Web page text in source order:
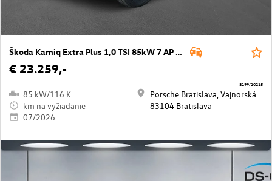
Škoda Kamiq Extra Plus 1,0 TSI 85kW 7 AP DSG
€ 23.259,-
85 kW/116 K
km na vyžiadanie
07/2026
Porsche Bratislava, Vajnorská
83104 Bratislava
8199/10215